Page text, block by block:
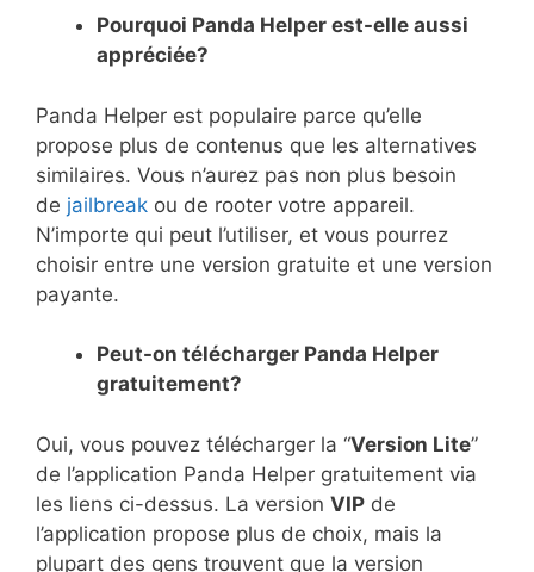
Pourquoi Panda Helper est-elle aussi
appréciée?
Panda Helper est populaire parce qu’elle
propose plus de contenus que les alternatives
similaires. Vous n’aurez pas non plus besoin
de jailbreak ou de rooter votre appareil.
N’importe qui peut l’utiliser, et vous pourrez
choisir entre une version gratuite et une version
payante.
Peut-on télécharger Panda Helper
gratuitement?
Oui, vous pouvez télécharger la “Version Lite”
de l’application Panda Helper gratuitement via
les liens ci-dessus. La version VIP de
l’application propose plus de choix, mais la
plupart des gens trouvent que la version